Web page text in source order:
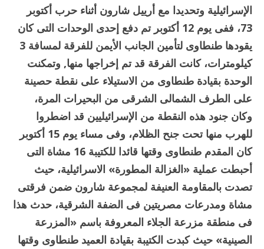
الإسرائيلية وتحديدا مع أرييل شارون أثناء حرب أكتوبر
73، ففى يوم 12 أكتوبر تم دفع إحدى الوحدات التى كان
يقودها طنطاوى لتأمين الجانب الأيمن للفرقة لمسافة 3
كيلومترات، كانت الفرقة قد تم إخراجها منها, وتمكنت
الوحدة بقيادة طنطاوى من الاستيلاء على نقطة حصينة
على الطرف الشمالى الشرقى من البحيرات المرة،
وكان جنود هذه النقطة من الإسرائيليين قد اضطروا
للهرب منها تحت جنح الظلام، وفى مساء يوم 15 أكتوبر
كان المقدم طنطاوى وقتها قائدا للكتيبة 16 مشاة التى
أحبطت عملية «الغزالة المطورة» الاسرائيلية، حيث
تصدت بالمقاومة العنيفة لمجموعة شارون ضمن فرقتى
مشاة ومدرعات مصريتين فى الضفة الشرقية، حدث هذا
فى منطقة مزرعة الجلاء المعروفة باسم «المزرعة
الصينية» حيث كبدت الكتيبة بقيادة العميد طنطاوى وقتها